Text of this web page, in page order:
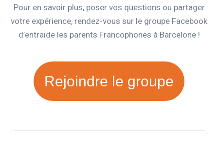
Pour en savoir plus, poser vos questions ou partager
votre expérience, rendez-vous sur le groupe Facebook
d’entraide les parents Francophones à Barcelone !
Rejoindre le groupe